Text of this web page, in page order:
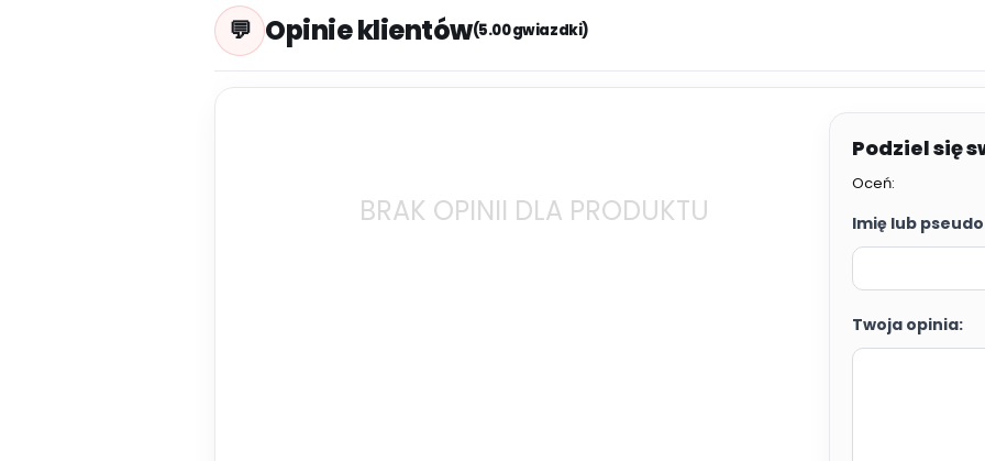
Opinie klientów(5.00 gwiazdki)
BRAK OPINII DLA PRODUKTU
Oceń:
Imię lub
Twoja opinia: